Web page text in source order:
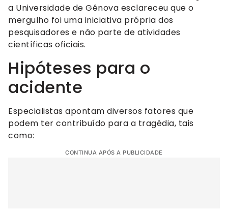
a Universidade de Gênova esclareceu que o
mergulho foi uma iniciativa própria dos
pesquisadores e não parte de atividades
científicas oficiais.
Hipóteses para o
acidente
Especialistas apontam diversos fatores que
podem ter contribuído para a tragédia, tais
como:
CONTINUA APÓS A PUBLICIDADE